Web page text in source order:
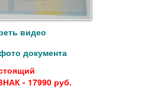
видео
документа
- 17990 руб.